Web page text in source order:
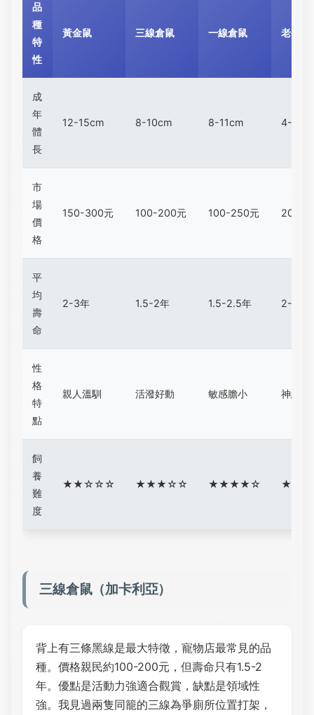
品
種
特
性
黃金鼠 三線倉鼠 一線倉鼠 老公公
成
年
體
長
12-15cm 8-10cm 8-11cm 4-5cm
市
場
價
格
150-300元 100-200元 100-250元 200-
平
均
壽
命
2-3年 1.5-2年 1.5-2.5年 2-3年
性
格
特
點
親人溫馴 活潑好動 敏感膽小 神經質
飼
養
難
度
★★☆☆☆ ★★★☆☆ ★★★★☆
三線倉鼠（加卡利亞）
背上有三條黑線是最大特徵，寵物店最常見的品
種。價格親民約100-200元，但壽命只有1.5-2
年。優點是活動力強適合觀賞，缺點是領域性
強。我見過兩隻同籠的三線為爭廁所位置打架，